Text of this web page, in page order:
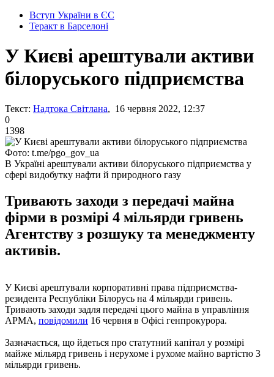
Вступ України в ЄС
Теракт в Барселоні
У Києві арештували активи
білоруського підприємства
Текст: Надтока Світлана, 16 червня 2022, 12:37
0
1398
Фото: t.me/pgo_gov_ua
В Україні арештували активи білоруського підприємства у
сфері видобутку нафти й природного газу
Тривають заходи з передачі майна
фірми в розмірі 4 мільярди гривень
Агентству з розшуку та менеджменту
активів.
У Києві арештували корпоративні права підприємства-
резидента Республіки Білорусь на 4 мільярди гривень.
Тривають заходи задля передачі цього майна в управління
АРМА, повідомили 16 червня в Офісі генпрокурора.
Зазначається, що йдеться про статутний капітал у розмірі
майже мільярд гривень і нерухоме і рухоме майно вартістю 3
мільярди гривень.